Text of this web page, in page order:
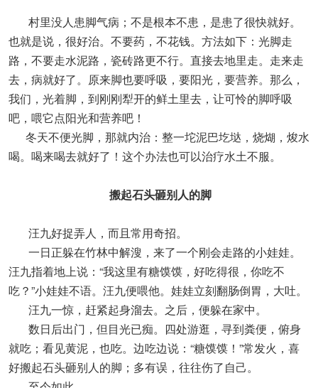
村里没人患脚气病；不是根本不患，是患了很快就好。
也就是说，很好治。不要药，不花钱。方法如下：光脚走
路，不要走水泥路，瓷砖路更不行。直接去地里走。走来走
去，病就好了。原来脚也要呼吸，要阳光，要营养。那么，
我们，光着脚，到刚刚犁开的鲜土里去，让可怜的脚呼吸
吧，喂它点阳光和营养吧！
冬天不便光脚，那就内治：整一坨泥巴圪垯，烧煳，焌水
喝。喝来喝去就好了！这个办法也可以治疗水土不服。
搬起石头砸别人的脚
汪九好捉弄人，而且常用奇招。
一日正躲在竹林中解溲，来了一个刚会走路的小娃娃。
汪九指着地上说：“我这里有糖馍馍，好吃得很，你吃不
吃？”小娃娃不语。汪九便喂他。娃娃立刻翻肠倒胃，大吐。
汪九一惊，赶紧起身溜去。之后，便躲在家中。
数日后出门，但目光已痴。四处游逛，寻到粪便，俯身
就吃；看见黄泥，也吃。边吃边说：“糖馍馍！”常发火，喜
好搬起石头砸别人的脚；多有误，往往伤了自己。